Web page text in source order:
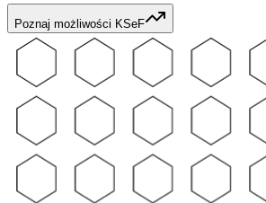
Poznaj możliwości KSeF